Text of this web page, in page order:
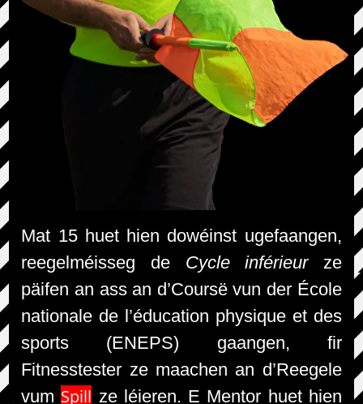
Mat 15 huet hien dowéinst ugefaangen,
reegelméisseg de Cycle inférieurze
päifen an ass an d’Coursë vun der École
nationale de l’éducation physique et des
sports (ENEPS) gaangen, fir
Fitnesstester ze maachen an d’Reegele
vum Spill ze léieren. E Mentor huet hien